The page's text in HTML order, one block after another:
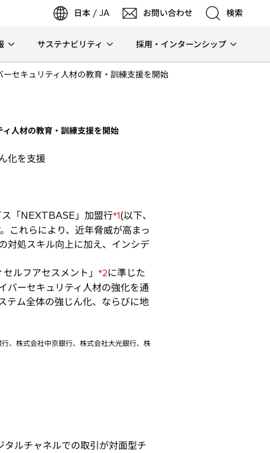
日本 / JA お問い合わせ 検索
検索
サステナビリティ 採用・インターンシップ
セキュリティ人材の教育・訓練支援を開始
人材の教育・訓練支援を開始
化を支援
ス「NEXTBASE」加盟行*1(以下、
これらにより、近年脅威が高まっ
対処スキル向上に加え、インシデ
ルフアセスメント」
*2に準じた
バーセキュリティ人材の強化を通
テム全体の強じん化、ならびに地
、株式会社中京銀行、株式会社大光銀行、株
ルチャネルでの取引が対面型チ